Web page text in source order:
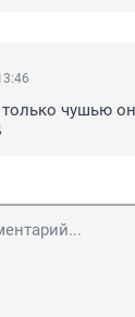
чушью